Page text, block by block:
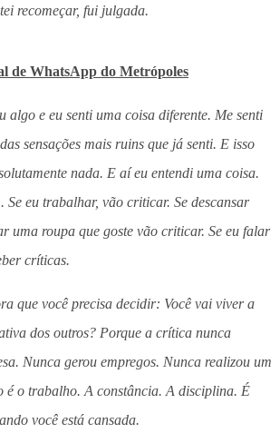
recomeçar, fui julgada.
de WhatsApp do Metrópoles
algo e eu senti uma coisa diferente. Me senti
sensações mais ruins que já senti. E isso
nada. E aí eu entendi uma coisa.
Se eu trabalhar, vão criticar. Se descansar
uma roupa que goste vão criticar. Se eu falar
críticas.
que você precisa decidir: Você vai viver a
dos outros? Porque a crítica nunca
Nunca gerou empregos. Nunca realizou um
é o trabalho. A constância. A disciplina. É
você está cansada.